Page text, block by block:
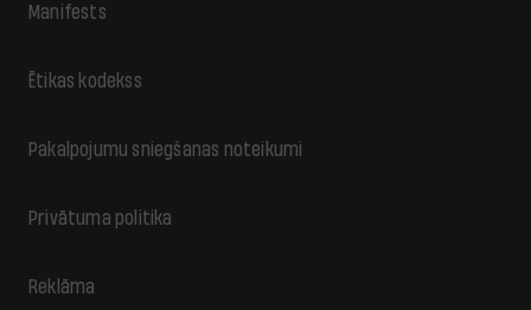
Manifests
Ētikas kodekss
Pakalpojumu sniegšanas noteikumi
Privātuma politika
Reklāma